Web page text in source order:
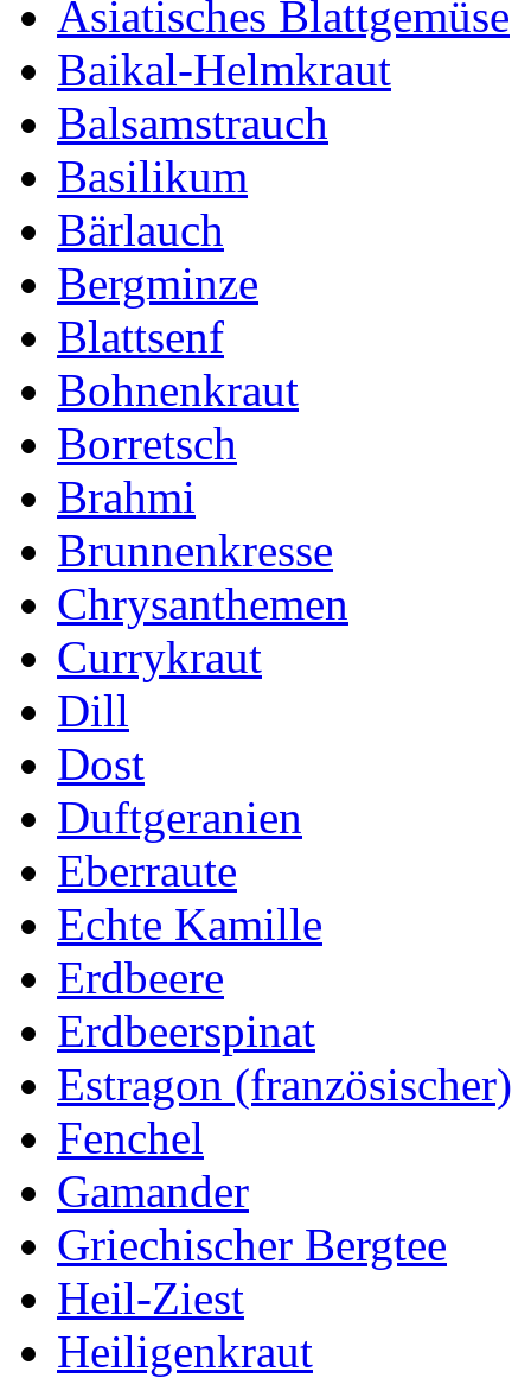
Asiatisches Blattgemüse
Baikal-Helmkraut
Balsamstrauch
Basilikum
Bärlauch
Bergminze
Blattsenf
Bohnenkraut
Borretsch
Brahmi
Brunnenkresse
Chrysanthemen
Currykraut
Dill
Dost
Duftgeranien
Eberraute
Echte Kamille
Erdbeere
Erdbeerspinat
Estragon (französischer)
Fenchel
Gamander
Griechischer Bergtee
Heil-Ziest
Heiligenkraut